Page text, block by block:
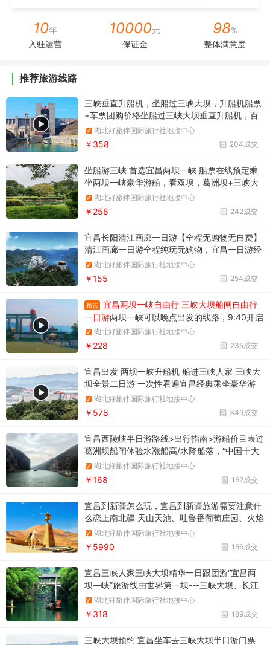
10年
入驻运营
10000元
保证金
98%
整体满意度
推荐旅游线路
三峡垂直升船机，坐船过三峡大坝，升船机船票
+车票团购价格坐船过三峡大坝垂直升船机，百
米升降，小船坐电梯，团购三峡大坝垂直升降机
船票+车票预定优惠价格
湖北好旅伴国际旅行社地接中心
204成交
￥358
坐船游三峡 首选宜昌两坝一峡 船票在线预定乘
坐两坝一峡豪华游船，看双坝，葛洲坝+三峡大
坝，船进三峡大坝一日游
湖北好旅伴国际旅行社地接中心
242成交
￥258
宜昌长阳清江画廊一日游【全程无购物无自费】
清江画廊一日游全程纯玩无购物，宜昌一日游经
典线路推荐，报名电话18986789364
湖北好旅伴国际旅行社地接中心
254成交
￥155
精选
宜昌两坝一峡自由行 三峡大坝船闸自由行
一日游两坝一峡可以晚点出发的线路，9:40开启
三峡之旅。两坝一峡游船过葛洲坝船闸
湖北好旅伴国际旅行社地接中心
235成交
￥228
宜昌出发 两坝一峡升船机 船进三峡人家 三峡大
坝全景二日游 一次性看遍宜昌经典乘坐豪华游
船，过葛洲坝+三峡大坝，游船直达三峡魅力人
家，近距离观三峡大坝，商旅必选打卡宜昌经典
湖北好旅伴国际旅行社地接中心
349成交
￥578
宜昌西陵峡半日游路线>出行指南>游船价目表过
葛洲坝船闸体验水涨船高/水降船落，“中国十大
风景名胜”之一
湖北好旅伴国际旅行社地接中心
162成交
￥168
宜昌到新疆怎么玩，宜昌到新疆旅游需要注意什
么恋上南北疆 天山天池、吐鲁番葡萄庄园、火焰
山、坎儿井、喀纳斯、禾木、怪石峪、伊犁、赛
里木湖、喀拉峻草原、巴音布鲁克、库尔勒、罗
湖北好旅伴国际旅行社地接中心
166成交
￥5990
宜昌三峡人家三峡大坝精华一日跟团游“宜昌两
坝—峡”旅游线由世界第一坝---三峡大坝、长江
第一坝---葛洲坝、国家首批5A景区“三峡大坝---
坛子岭”风景区、“三峡人家”石牌风景区、西陵画
廊风景区和绵延38公里的原汁原味西陵峡谷风光
湖北好旅伴国际旅行社地接中心
189成交
￥318
三峡大坝预约 宜昌坐车去三峡大坝半日游门票